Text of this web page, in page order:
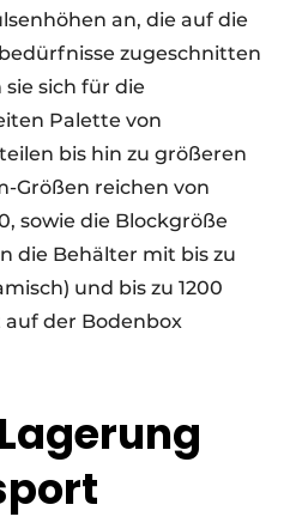
an, die auf die
zugeschnitten
sich für die
Palette von
bis hin zu größeren
Größen reichen von
sowie die Blockgröße
die Behälter mit bis zu
und bis zu 1200
der Bodenbox